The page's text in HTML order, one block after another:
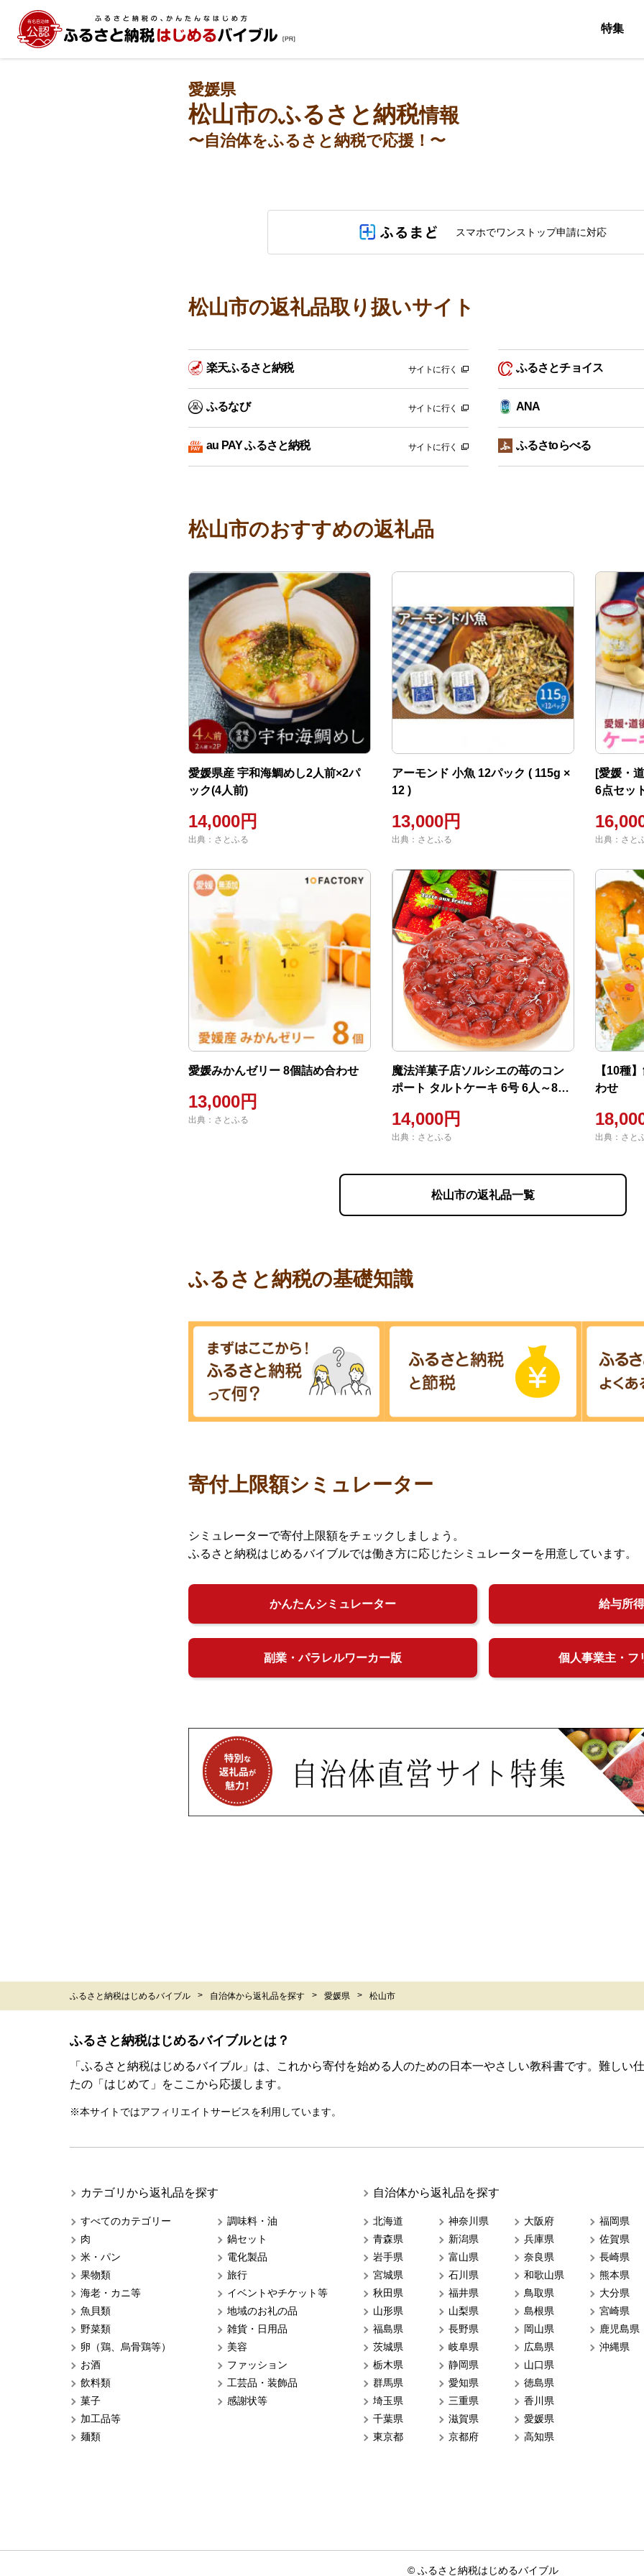
特集
愛媛県
松山市のふるさと納税情報
〜自治体をふるさと納税で応援！〜
スマホでワンストップ申請に対応
松山市の返礼品取り扱いサイト
楽天ふるさと納税 サイトに行く ふるさとチョイス
ふるなび サイトに行く ANA
au PAY ふるさと納税 サイトに行く ふるさtoらべる
松山市のおすすめの返礼品
愛媛県産 宇和海鯛めし2人前×2パ
ック(4人前)
14,000円
出典：さとふる
アーモンド 小魚 12パック ( 115g ×
12 )
13,000円
出典：さとふる
[愛媛・
6点セッ
出典：さと
愛媛みかんゼリー 8個詰め合わせ
13,000円
出典：さとふる
魔法洋菓子店ソルシエの苺のコン
ポート タルトケーキ 6号 6人～8人
14,000円
出典：さとふる
【10種
わせ
出典：さと
松山市の返礼品一覧
ふるさと納税の基礎知識
寄付上限額シミュレーター
シミュレーターで寄付上限額をチェックしましょう。
ふるさと納税はじめるバイブルでは働き方に応じたシミュレーターを用意しています。
かんたんシミュレーター 給与所
副業・パラレルワーカー版 個人事業主・フ
ふるさと納税はじめるバイブル 自治体から返礼品を探す 愛媛県 松山市
ふるさと納税はじめるバイブルとは？
「ふるさと納税はじめるバイブル」は、これから寄付を始める人のための日本一やさしい教科書です。難しい
たの「はじめて」をここから応援します。
※本サイトではアフィリエイトサービスを利用しています。
カテゴリから返礼品を探す
すべてのカテゴリー
肉
米・パン
果物類
海老・カニ等
魚貝類
野菜類
卵（鶏、烏骨鶏等）
お酒
飲料類
菓子
加工品等
麺類
調味料・油
鍋セット
電化製品
旅行
イベントやチケット等
地域のお礼の品
雑貨・日用品
美容
ファッション
工芸品・装飾品
感謝状等
自治体から返礼品を探す
北海道
青森県
岩手県
宮城県
秋田県
山形県
福島県
茨城県
栃木県
群馬県
埼玉県
千葉県
東京都
神奈川県
新潟県
富山県
石川県
福井県
山梨県
長野県
岐阜県
静岡県
愛知県
三重県
滋賀県
京都府
大阪府
兵庫県
奈良県
和歌山県
鳥取県
島根県
岡山県
広島県
山口県
徳島県
香川県
愛媛県
高知県
福岡県
佐賀県
長崎県
熊本県
大分県
宮崎県
鹿児島県
沖縄県
© ふるさと納税はじめるバイブル